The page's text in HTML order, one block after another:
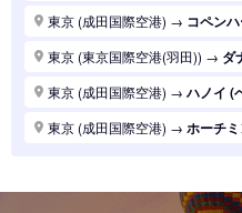
東京 (東京国際空港(羽田))
東京 (東京国際空港(羽田))
東京 (東京国際空港(羽田)) ロ
東京 (東京国際空港(羽田)) ホ
東京 (東京国際空港(羽田))→台
東京 (成田国際空港) → コペン
東京 (東京国際空港(羽田)) → ダ
東京 (成田国際空港) → ハノイ (
東京 (成田国際空港) → ホーチ
東京 (東京国際空港(羽田))→ド